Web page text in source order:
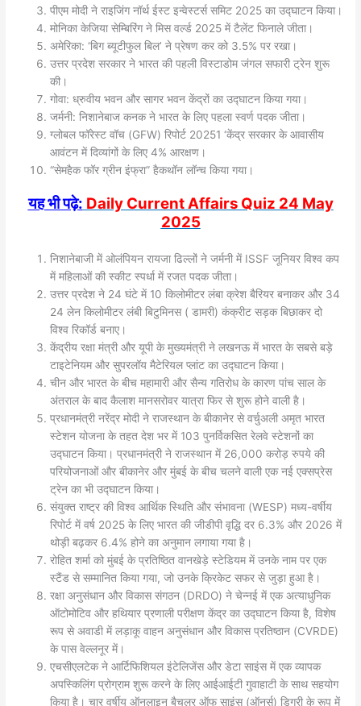
पीएम मोदी ने राइजिंग नॉर्थ ईस्ट इन्वेस्टर्स समिट 2025 का उद्घाटन किया।
मोनिका केजिया सेम्बिरिंग ने मिस वर्ल्ड 2025 में टैलेंट फिनाले जीता।
अमेरिका: ‘बिग ब्यूटीफुल बिल’ ने प्रेषण कर को 3.5% पर रखा।
उत्तर प्रदेश सरकार ने भारत की पहली विस्टाडोम जंगल सफारी ट्रेन शुरू
की।
गोवा: ध्रुवीय भवन और सागर भवन केंद्रों का उद्घाटन किया गया।
जर्मनी: निशानेबाज कनक ने भारत के लिए पहला स्वर्ण पदक जीता।
ग्लोबल फॉरेस्ट वॉच (GFW) रिपोर्ट 20251 ‘केंद्र सरकार के आवासीय
आवंटन में दिव्यांगों के लिए 4% आरक्षण।
“सेमहैक फॉर ग्रीन इंफ्रा” हैकथॉन लॉन्च किया गया।
यह भी पढ़े: Daily Current Affairs Quiz 24 May
2025
निशानेबाजी में ओलंपियन रायजा ढिल्लों ने जर्मनी में ISSF जूनियर विश्व कप
में महिलाओं की स्कीट स्पर्धा में रजत पदक जीता।
उत्तर प्रदेश ने 24 घंटे में 10 किलोमीटर लंबा क्रेश बैरियर बनाकर और 34
24 लेन किलोमीटर लंबी बिटुमिनस ( डामरी) कंक्रीट सड़क बिछाकर दो
विश्व रिकॉर्ड बनाए।
केंद्रीय रक्षा मंत्री और यूपी के मुख्यमंत्री ने लखनऊ में भारत के सबसे बड़े
टाइटेनियम और सुपरलॉय मैटेरियल प्लांट का उद्घाटन किया।
चीन और भारत के बीच महामारी और सैन्य गतिरोध के कारण पांच साल के
अंतराल के बाद कैलाश मानसरोवर यात्रा फिर से शुरू होने वाली है।
प्रधानमंत्री नरेंद्र मोदी ने राजस्थान के बीकानेर से वर्चुअली अमृत भारत
स्टेशन योजना के तहत देश भर में 103 पुनर्विकसित रेलवे स्टेशनों का
उद्घाटन किया। प्रधानमंत्री ने राजस्थान में 26,000 करोड़ रुपये की
परियोजनाओं और बीकानेर और मुंबई के बीच चलने वाली एक नई एक्सप्रेस
ट्रेन का भी उद्घाटन किया।
संयुक्त राष्ट्र की विश्व आर्थिक स्थिति और संभावना (WESP) मध्य-वर्षीय
रिपोर्ट में वर्ष 2025 के लिए भारत की जीडीपी वृद्धि दर 6.3% और 2026 में
थोड़ी बढ़कर 6.4% होने का अनुमान लगाया गया है।
रोहित शर्मा को मुंबई के प्रतिष्ठित वानखेड़े स्टेडियम में उनके नाम पर एक
स्टैंड से सम्मानित किया गया, जो उनके क्रिकेट सफर से जुड़ा हुआ है।
रक्षा अनुसंधान और विकास संगठन (DRDO) ने चेन्नई में एक अत्याधुनिक
ऑटोमोटिव और हथियार प्रणाली परीक्षण केंद्र का उद्घाटन किया है, विशेष
रूप से अवाडी में लड़ाकू वाहन अनुसंधान और विकास प्रतिष्ठान (CVRDE)
के पास वेल्लनूर में।
एचसीएलटेक ने आर्टिफिशियल इंटेलिजेंस और डेटा साइंस में एक व्यापक
अपस्किलिंग प्रोग्राम शुरू करने के लिए आईआईटी गुवाहाटी के साथ सहयोग
किया है। चार वर्षीय ऑनलाइन बैचलर ऑफ साइंस (ऑनर्स) डिग्री के रूप में